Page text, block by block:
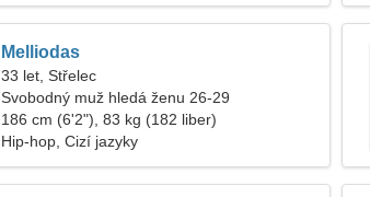
Melliodas
33 let, Střelec
Svobodný muž hledá ženu 26-29
186 cm (6'2"), 83 kg (182 liber)
Hip-hop, Cizí jazyky